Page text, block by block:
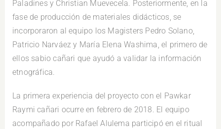
Paladines y Christian Muevecela. Posteriormente, en la
fase de producción de materiales didácticos, se
incorporaron al equipo los Magisters Pedro Solano,
Patricio Narváez y María Elena Washima, el primero de
ellos sabio cañari que ayudó a validar la información
etnográfica.
La primera experiencia del proyecto con el Pawkar
Raymi cañari ocurre en febrero de 2018. El equipo
acompañado por Rafael Alulema participó en el ritual